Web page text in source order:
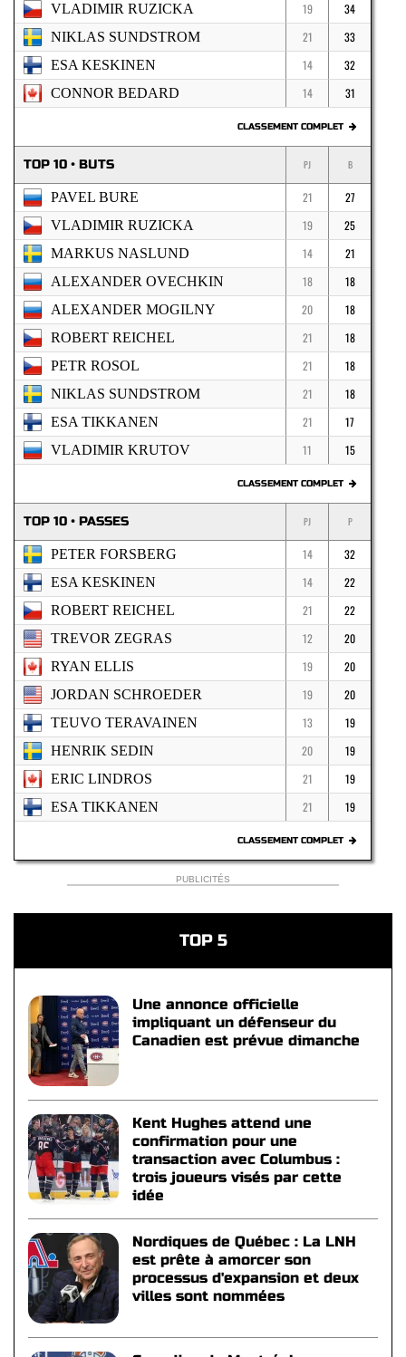
VLADIMIR RUZICKA
19
34
NIKLAS SUNDSTROM
21
33
ESA KESKINEN
14
32
CONNOR BEDARD
14 31
CLASSEMENT COMPLET
TOP 10 • BUTS PJ B
PAVEL BURE 21
27
VLADIMIR RUZICKA
19
25
MARKUS NASLUND
14
21
ALEXANDER OVECHKIN
18
18
ALEXANDER MOGILNY
20
18
ROBERT REICHEL
21
18
PETR ROSOL
21
18
NIKLAS SUNDSTROM
21
18
ESA TIKKANEN
21
17
VLADIMIR KRUTOV
11 15
CLASSEMENT COMPLET
TOP 10 • PASSES PJ P
PETER FORSBERG 14
32
ESA KESKINEN
14
22
ROBERT REICHEL
21
22
TREVOR ZEGRAS
12
20
RYAN ELLIS
19
20
JORDAN SCHROEDER
19
20
TEUVO TERAVAINEN
13
19
HENRIK SEDIN
20
19
ERIC LINDROS
21
19
ESA TIKKANEN
21 19
CLASSEMENT COMPLET
PUBLICITÉS
TOP 5
Une annonce officielle
impliquant un défenseur du
Canadien est prévue dimanche
Kent Hughes attend une
confirmation pour une
transaction avec Columbus :
trois joueurs visés par cette
idée
Nordiques de Québec : La LNH
est prête à amorcer son
processus d'expansion et deux
villes sont nommées